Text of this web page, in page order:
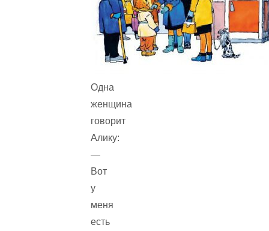
Одна
женщина
говорит
Алику:
—
Вот
у
меня
есть